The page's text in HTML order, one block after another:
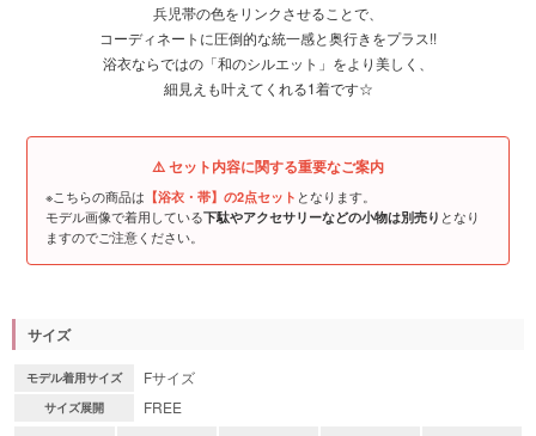
兵児帯の色をリンクさせることで、
コーディネートに圧倒的な統一感と奥行きをプラス!!
浴衣ならではの「和のシルエット」をより美しく、
細見えも叶えてくれる1着です☆
⚠️ セット内容に関する重要なご案内
※こちらの商品は 【浴衣・帯】の2点セット となります。
モデル画像で着用している下駄やアクセサリーなどの小物は別売り となり
ますのでご注意ください。
サイズ
モデル着用サイズ Fサイズ
サイズ展開 FREE